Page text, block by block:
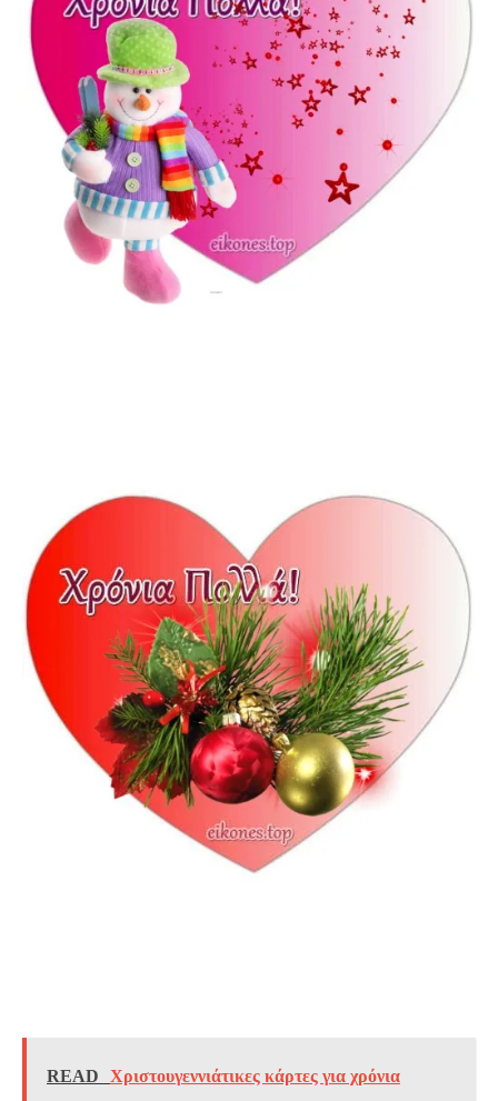
READ
Χριστουγεννιάτικες κάρτες για χρόνια